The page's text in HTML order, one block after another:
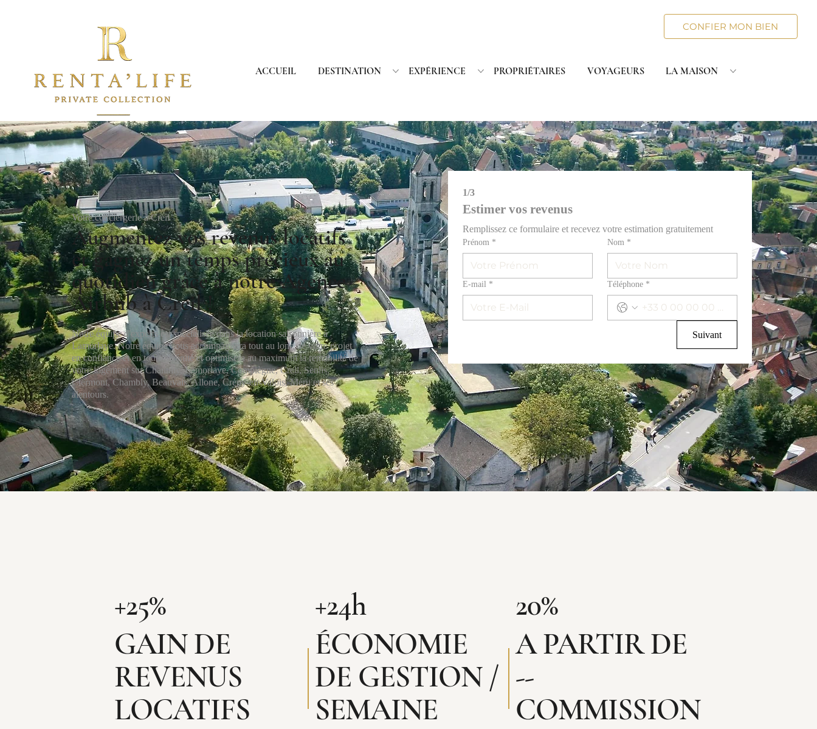
CONFIER MON BIEN
ACCUEIL DESTINATION EXPÉRIENCE PROPRIÉTAIRES VOYAGEURS LA MAISON
Votre conciergerie à Creil
Augmentez vos revenus locatifs
et gagnez un temps précieux au
quotidien grâce à notre Agence
Airbnb à Creil !
Notre équipe d'experts est spécialisée dans la location saisonnière à
Lamorlaye. Notre équipe vous accompagnera tout au long de votre projet
en confiance et en toute sérénité et optimisera au maximum la rentabilité de
votre logement sur Chantilly, Lamorlaye, Compiègne, Creil, Senlis,
Clermont, Chambly, Beauvais, Allone, Crépy-en-Valois, Méru et ses
alentours.
1/3
Estimer vos revenus
Remplissez ce formulaire et recevez votre estimation gratuitement
Prénom * Nom *
E‑mail * Téléphone *
Suivant
+25%
GAIN DE
REVENUS
LOCATIFS
+24h
ÉCONOMIE
DE GESTION /
SEMAINE
20%
A PARTIR DE
--
COMMISSION